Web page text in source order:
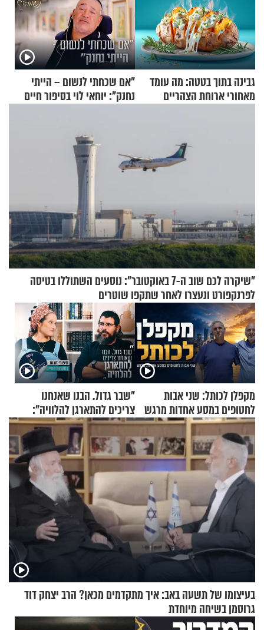
גבינה בתוך בטטה: מה עומד
מאחורי ארוחת הצהריים
"אם שכחתי לנשום – הייתי
נחנק": יוחאי לוי בסיפור חיים
"שיקרה לכם שוב ה-7 באוקטובר": נוסעים השתוללו בטיסה
לפרנקפורט ונעצרו לאחר שתקפו שוטרים
מקפלן לכותל: שני אבות
לחטופים במסע אחדות מרגש
"שבר גדול. הבנו שאנחנו
צריכים להתארגן להלוויה":
זוגיות במבחן, הפעם עם מרים
וגד דנינו
בעיצומו של תשעה באב: איך מתקדמים מכאן? הרב יצחק דוד
גרוסמן בשיחה מיוחדת